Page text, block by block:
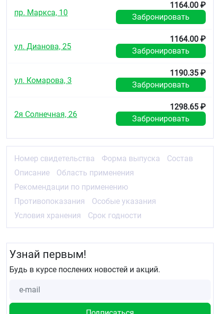
пр. Маркса, 10
1164.00 ₽
Забронировать
ул. Дианова, 25
1164.00 ₽
Забронировать
ул. Комарова, 3
1190.35 ₽
Забронировать
2я Солнечная, 26
1298.65 ₽
Забронировать
Номер свидетельства Форма выпуска
Состав
Описание
Область применения
Рекомендации по применению
Противопоказания
Особые указания
Условия хранения
Срок годности
Узнай первым!
Будь в курсе послених новостей и акций.